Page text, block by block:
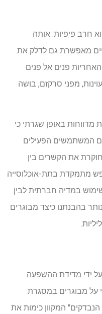
חרב פיפיות. אותה
מאפשרת גם לדלק את
פנים אל פנים
מפני סרקזם, בושה
מדווחות באופן שגרתי כי
צעירה יותר (בני 18-29) הם המשתמשים הפעילים
את הקשרים בין
מתמקדת בתת-אוכלוסייה
במדיה חברתית לבין
בהבנתנו כיצד מבוגרים
ידי מדידת ההשפעה
על מבוגרים במסגרת
הנבדקים" המקוון כימות את